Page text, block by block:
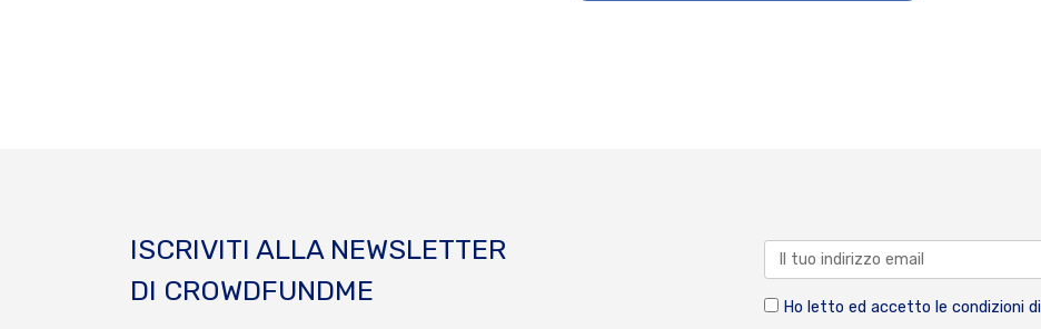
ISCRIVITI ALLA NEWSLETTER
DI CROWDFUNDME
Ho letto ed accetto le condizioni di